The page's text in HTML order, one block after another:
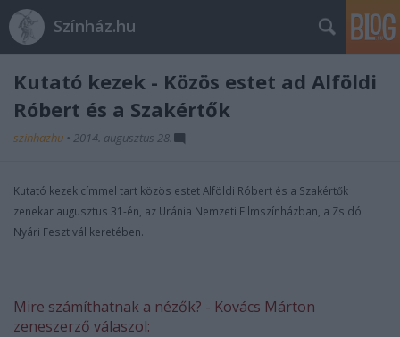
Színház.hu
Kutató kezek - Közös estet ad Alföldi
Róbert és a Szakértők
szinhazhu • 2014. augusztus 28.
Kutató kezek címmel tart közös estet Alföldi Róbert és a Szakértők
zenekar augusztus 31-én, az Uránia Nemzeti Filmszínházban, a Zsidó
Nyári Fesztivál keretében.
Mire számíthatnak a nézők? - Kovács Márton
zeneszerző válaszol: